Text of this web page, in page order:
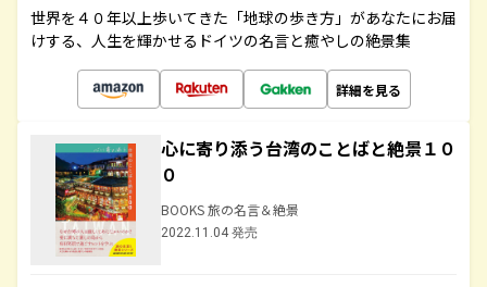
世界を４０年以上歩いてきた「地球の歩き方」があなたにお届
けする、人生を輝かせるドイツの名言と癒やしの絶景集
詳細を見る
心に寄り添う台湾のことばと絶景１０
０
BOOKS 旅の名言＆絶景
2022.11.04 発売